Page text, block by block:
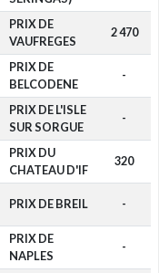
PRIX DE
VAUFREGES
2 470
PRIX DE
BELCODENE
-
PRIX DE L'ISLE
SUR SORGUE
-
PRIX DU
CHATEAU D'IF
320
PRIX DE BREIL -
PRIX DE
NAPLES
-